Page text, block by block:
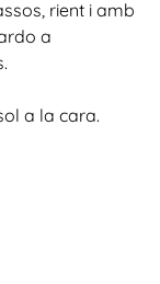
rient i amb
a
a la cara.